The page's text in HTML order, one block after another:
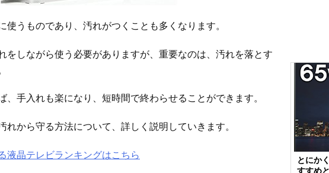
使うものであり、汚れがつくことも多くなります。
をしながら使う必要がありますが、重要なのは、汚れを落とす
、手入れも楽になり、短時間で終わらせることができます。
れから守る方法について、詳しく説明していきます。
液晶テレビランキングはこちら
とにか
すすめ